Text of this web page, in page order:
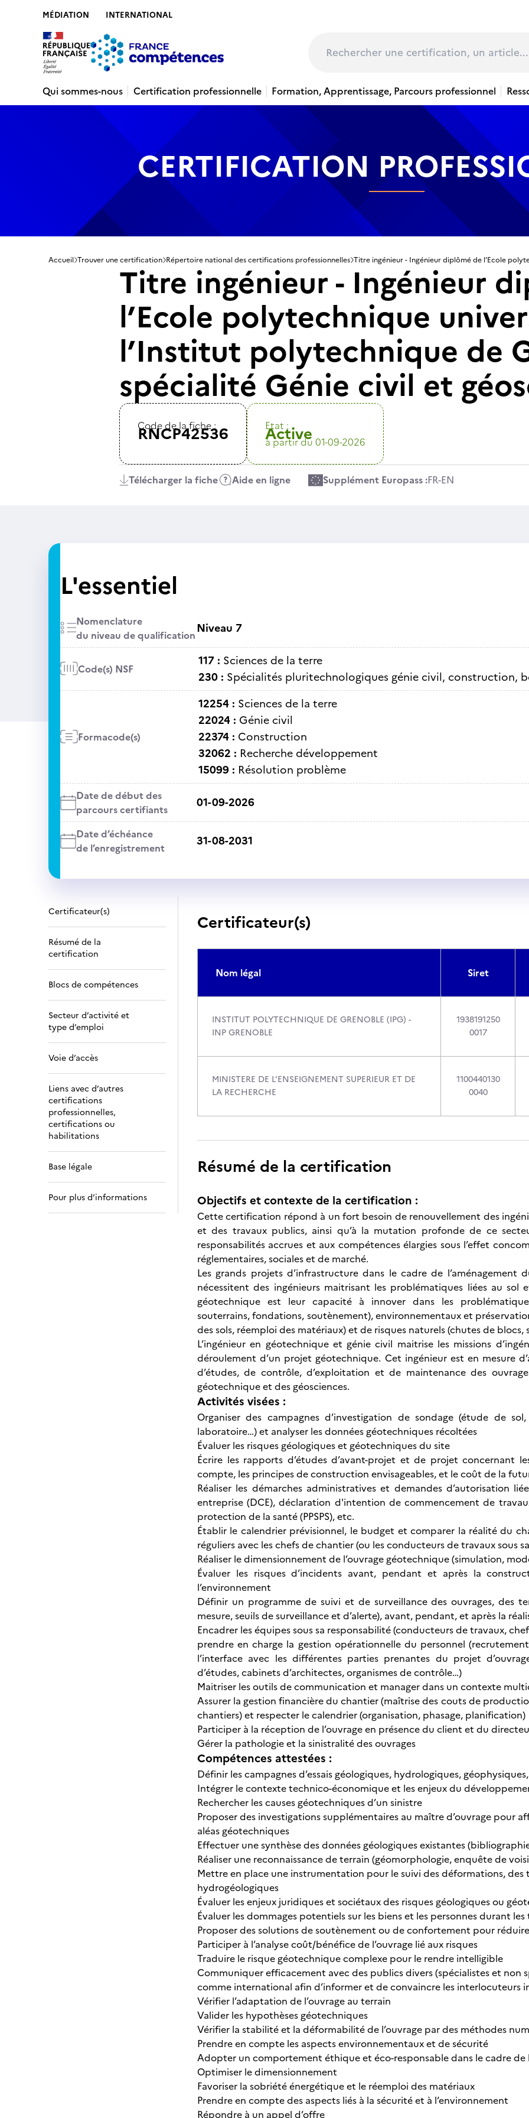
MÉDIATION INTERNATIONAL
Qui sommes-nous Certification professionnelle Formation, Apprentissage, Parcours professionnel
CERTIFICATION
Accueil Trouver une certification Répertoire national des certifications professionnelles
Titre ingénieur - Ingénieur
l’Ecole polytechnique
l’Institut polytechnique de
spécialité Génie civil et
Code de la fiche :
RNCP42536 Etat :
Active
à partir du 01-09-2026
Télécharger la fiche Aide en ligne Supplément Europass :FR-EN
L'essentiel
Nomenclature
du niveau de qualificationNiveau 7
Code(s) NSF
117 : Sciences de la terre
230 : Spécialités pluritechnologiques génie civil, construction,
Formacode(s)
12254 : Sciences de la terre
22024 : Génie civil
22374 : Construction
32062 : Recherche développement
15099 : Résolution problème
Date de début des
parcours certifiants
01-09-2026
Date d’échéance
de l’enregistrement
31-08-2031
Certificateur(s)
Résumé de la
certification
Blocs de compétences
Secteur d’activité et
type d’emploi
Voie d’accès
Liens avec d’autres
certifications
professionnelles,
certifications ou
habilitations
Base légale
Pour plus d’informations
Certificateur(s)
Nom légal Siret
INSTITUT POLYTECHNIQUE DE GRENOBLE (IPG) -
INP GRENOBLE
1938191250
0017
MINISTERE DE L'ENSEIGNEMENT SUPERIEUR ET DE
LA RECHERCHE
1100440130
0040
Résumé de la certification
Objectifs et contexte de la certification :
Cette certification répond à un fort besoin de renouvellement des
et des travaux publics, ainsi qu’à la mutation profonde de ce
responsabilités accrues et aux compétences élargies sous l’effet
réglementaires, sociales et de marché.
Les grands projets d’infrastructure dans le cadre de
nécessitent des ingénieurs maitrisant les problématiques liées au sol
géotechnique est leur capacité à innover dans les
souterrains, fondations, soutènement), environnementaux et
des sols, réemploi des matériaux) et de risques naturels (chutes de
L’ingénieur en géotechnique et génie civil maitrise les missions
déroulement d’un projet géotechnique. Cet ingénieur est en mesure
d’études, de contrôle, d’exploitation et de maintenance des
géotechnique et des géosciences.
Activités visées :
Organiser des campagnes d’investigation de sondage (étude de
laboratoire…) et analyser les données géotechniques récoltées
Évaluer les risques géologiques et géotechniques du site
Écrire les rapports d’études d’avant-projet et de projet concernant
compte, les principes de construction envisageables, et le coût de la
Réaliser les démarches administratives et demandes d’autorisation
entreprise (DCE), déclaration d'intention de commencement de
protection de la santé (PPSPS), etc.
Établir le calendrier prévisionnel, le budget et comparer la réalité du
réguliers avec les chefs de chantier (ou les conducteurs de travaux sous
Réaliser le dimensionnement de l’ouvrage géotechnique (simulation,
Évaluer les risques d’incidents avant, pendant et après la
l’environnement
Définir un programme de suivi et de surveillance des ouvrages, des
mesure, seuils de surveillance et d’alerte), avant, pendant, et après la
Encadrer les équipes sous sa responsabilité (conducteurs de travaux,
prendre en charge la gestion opérationnelle du personnel
l’interface avec les différentes parties prenantes du projet
d’études, cabinets d’architectes, organismes de contrôle…)
Maitriser les outils de communication et manager dans un contexte
Assurer la gestion financière du chantier (maîtrise des couts de
chantiers) et respecter le calendrier (organisation, phasage, planification)
Participer à la réception de l’ouvrage en présence du client et du
Gérer la pathologie et la sinistralité des ouvrages
Compétences attestées :
Définir les campagnes d’essais géologiques, hydrologiques,
Intégrer le contexte technico-économique et les enjeux du
Rechercher les causes géotechniques d’un sinistre
Proposer des investigations supplémentaires au maître d’ouvrage pour
aléas géotechniques
Effectuer une synthèse des données géologiques existantes
Réaliser une reconnaissance de terrain (géomorphologie, enquête de
Mettre en place une instrumentation pour le suivi des déformations, des
hydrogéologiques
Évaluer les enjeux juridiques et sociétaux des risques géologiques ou
Évaluer les dommages potentiels sur les biens et les personnes durant
Proposer des solutions de soutènement ou de confortement pour
Participer à l’analyse coût/bénéfice de l’ouvrage lié aux risques
Traduire le risque géotechnique complexe pour le rendre intelligible
Communiquer efficacement avec des publics divers (spécialistes et non
comme international afin d’informer et de convaincre les interlocuteurs
Vérifier l’adaptation de l’ouvrage au terrain
Valider les hypothèses géotechniques
Vérifier la stabilité et la déformabilité de l’ouvrage par des méthodes
Prendre en compte les aspects environnementaux et de sécurité
Adopter un comportement éthique et éco-responsable dans le cadre de
Optimiser le dimensionnement
Favoriser la sobriété énergétique et le réemploi des matériaux
Prendre en compte des aspects liés à la sécurité et à l’environnement
Répondre à un appel d’offre